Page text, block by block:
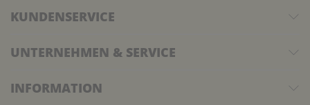
KUNDENSERVICE
UNTERNEHMEN & SERVICE
INFORMATION